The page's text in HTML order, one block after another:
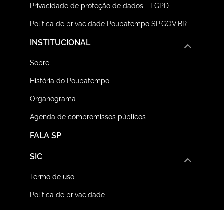
Privacidade de proteção de dados - LGPD
Política de privacidade Poupatempo SP.GOV.BR
FALA SP
INSTITUCIONAL
Sobre
História do Poupatempo
Organograma
Agenda de compromissos públicos
SIC
Termo de uso
Política de privacidade